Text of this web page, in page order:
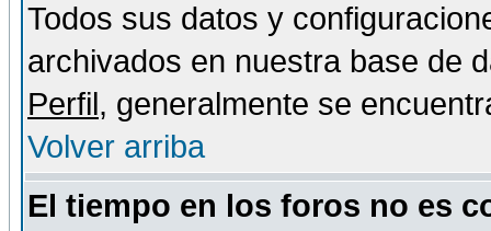
Todos sus datos y
archivados en nuestra base de
Perfil, generalmente se
Volver arriba
El tiempo en los foros no es